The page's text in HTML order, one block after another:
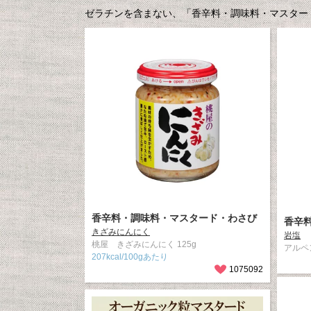
ゼラチンを含まない、「香辛料・調味料・マスタ
香辛料・調味料・マスタード・わさび
きざみにんにく
桃屋 きざみにんにく 125g
207kcal/100gあたり
1075092
香辛
岩塩
アル